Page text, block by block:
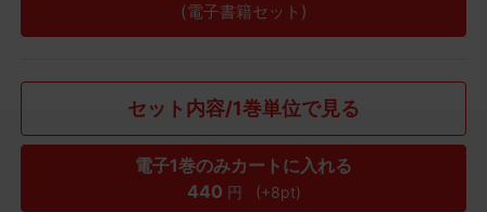
(電子書籍セット)
セット内容/1巻単位で見る
電子1巻のみカートに入れる
440 円 (+8pt)